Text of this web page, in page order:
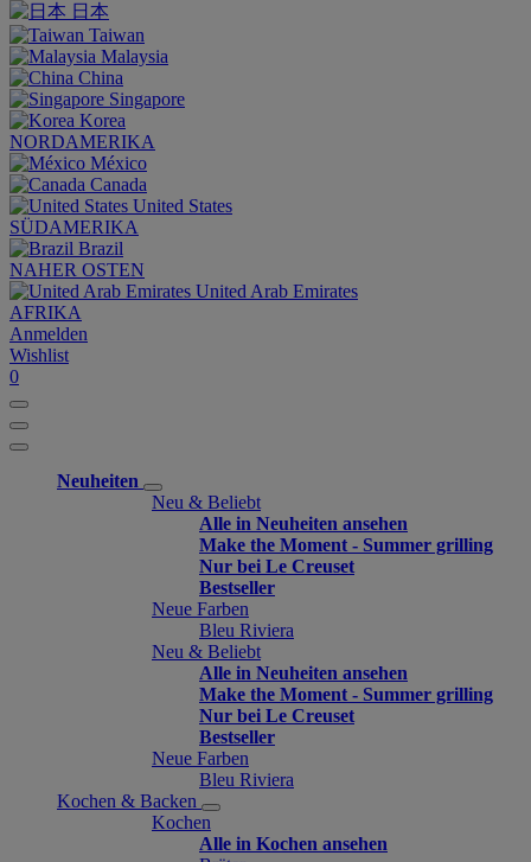
日本
Taiwan
Malaysia
China
Singapore
Korea
NORDAMERIKA
México
Canada
United States
SÜDAMERIKA
Brazil
NAHER OSTEN
United Arab Emirates
AFRIKA
Anmelden
Wishlist
0
Neuheiten
Neu & Beliebt
Alle in Neuheiten ansehen
Make the Moment - Summer grilling
Nur bei Le Creuset
Bestseller
Neue Farben
Bleu Riviera
Neu & Beliebt
Alle in Neuheiten ansehen
Make the Moment - Summer grilling
Nur bei Le Creuset
Bestseller
Neue Farben
Bleu Riviera
Kochen & Backen
Kochen
Alle in Kochen ansehen